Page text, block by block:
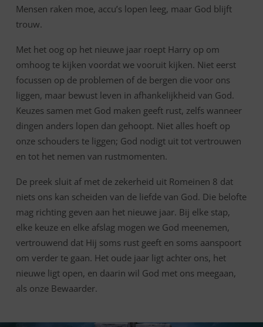
Mensen raken moe, accu’s lopen leeg, maar God blijft
trouw.
Met het oog op het nieuwe jaar roept Harry op om
omhoog te kijken voordat we vooruit kijken. Niet eerst
focussen op de problemen of de bergen die voor ons
liggen, maar bewust leven in afhankelijkheid van God.
Keuzes samen met God maken geeft rust, zelfs wanneer
dingen anders lopen dan gehoopt. Niet alles hoeft op
onze schouders te liggen; God nodigt uit tot vertrouwen
en tot het nemen van rustmomenten.
De preek sluit af met de zekerheid uit Romeinen 8 dat
niets ons kan scheiden van de liefde van God. Die belofte
mag richting geven aan het nieuwe jaar. Bij elke stap,
elke keuze en elke afslag mogen we God meenemen,
vertrouwend dat Hij soms rust geeft en soms aanspoort
om verder te gaan. Het oude jaar ligt achter ons, het
nieuwe ligt open, en daarin wil God met ons meegaan,
als onze Bewaarder.